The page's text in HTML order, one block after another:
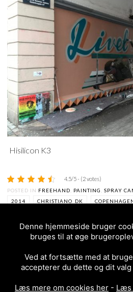
Hisilicon K3
4.5/5 - (2 votes)
POSTED IN FREEHAND PAINTING SPRAY
2014
CHRISTIANO_DK
WESTEND WESTENDCPH
Denne hjemmeside bruger
bruges til at øge
Ved at fortsætte med at
accepterer du dette og dit
Læs mere om cookies her - Læs